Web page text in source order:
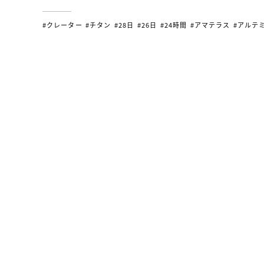
#クレーター #チタン #28日 #26日 #24時間 #アマテラス #アルテ